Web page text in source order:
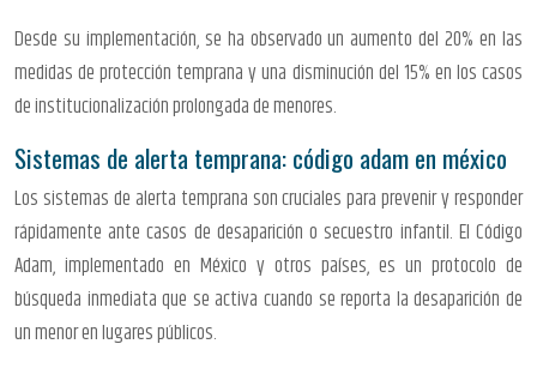
Desde su implementación, se ha observado un aumento del 20% en las
medidas de protección temprana y una disminución del 15% en los casos
de institucionalización prolongada de menores.
Sistemas de alerta temprana: código adam en méxico
Los sistemas de alerta temprana son cruciales para prevenir y responder
rápidamente ante casos de desaparición o secuestro infantil. El Código
Adam, implementado en México y otros países, es un protocolo de
búsqueda inmediata que se activa cuando se reporta la desaparición de
un menor en lugares públicos.